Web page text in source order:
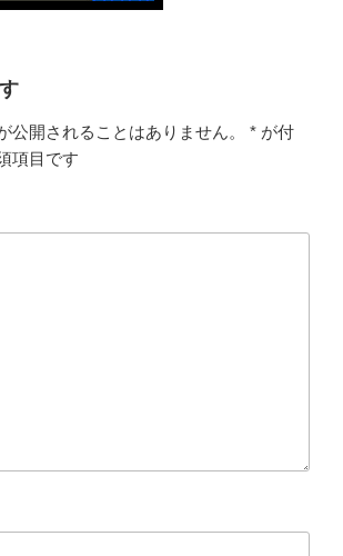
公開されることはありません。 * が付
項目です